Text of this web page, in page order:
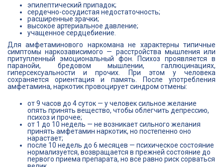
эпилептический припадок;
сердечно-сосудистая недостаточность;
расширенные зрачки;
высокое артериальное давление;
учащенное сердцебиение.
Для амфетаминового наркомана не характерны типичные
симптомы наркозависимого — расстройства мышления или
притупленный эмоциональный фон. Психоз проявляется в
паранойи, бредовом мышлении, галлюцинациях,
гиперсексуальности и прочих. При этом у человека
сохраняется ориентация и память. После употребления
амфетамина, наркотик провоцирует синдром отмены:
от 9 часов до 4 суток — у человек сильное желание
опять принять вещество, чтобы облегчить депрессию,
психоз и прочее;
от 1 до 10 недель — не возникает сильного желания
принять амфетамин наркотик, но постепенно оно
нарастает;
после 10 недель до 6 месяцев — психическое состояние
нормализуется, возвращается в прежней состояние до
первого приема препарата, но все равно риск сорваться